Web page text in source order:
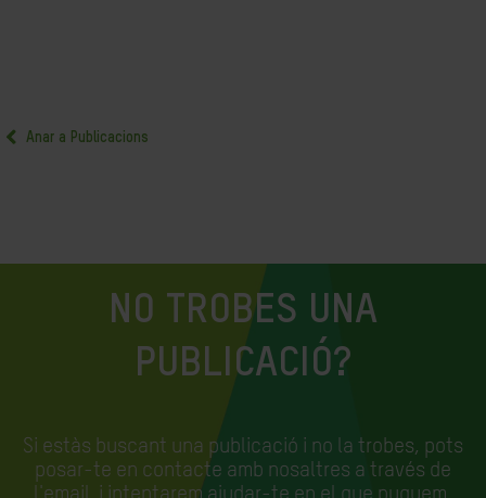
Anar a Publicacions
NO TROBES UNA
PUBLICACIÓ?
Si estàs buscant una publicació i no la trobes, pots
posar-te en contacte amb nosaltres a través de